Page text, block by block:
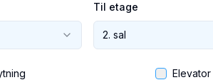
Til etage
2. sal